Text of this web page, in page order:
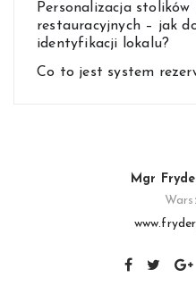
Personalizacja stolików
restauracyjnych – jak
identyfikacji lokalu?
Co to jest system
Mgr